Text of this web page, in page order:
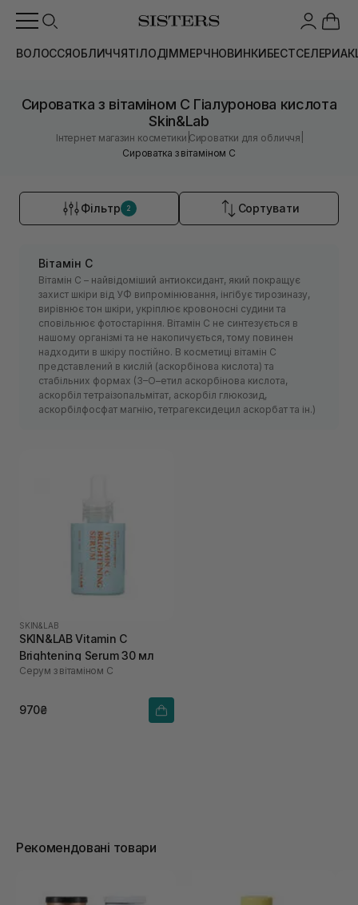
ВОЛОССЯОБЛИЧЧЯТІЛОДІММЕРЧНОВИНКИБЕСТСЕЛЕРИ
Сироватка з вітаміном С Гіалуронова кислота
Skin&Lab
Інтернет магазин косметики |Сироватки для обличчя
Сироватка з вітаміном С
Фільтр 2 Сортувати
Вітамін С
Вітамін С – найвідоміший антиоксидант, який покращує
захист шкіри від УФ випромінювання, інгібує тирозиназу,
вирівнює тон шкіри, укріплює кровоносні судини та
сповільнює фотостаріння. Вітамін С не синтезується в
нашому організмі та не накопичується, тому повинен
надходити в шкіру постійно. В косметиці вітамін С
представлений в кислій (аскорбінова кислота) та
стабільних формах (3–О–етил аскорбінова кислота,
аскорбіл тетраізопальмітат, аскорбіл глюкозид,
аскорбілфосфат магнію, тетрагексидецил аскорбат та ін.)
SKIN&LAB
SKIN&LAB Vitamin C
Brightening Serum 30 мл
Cерум з вітаміном С
970₴
Рекомендовані товари